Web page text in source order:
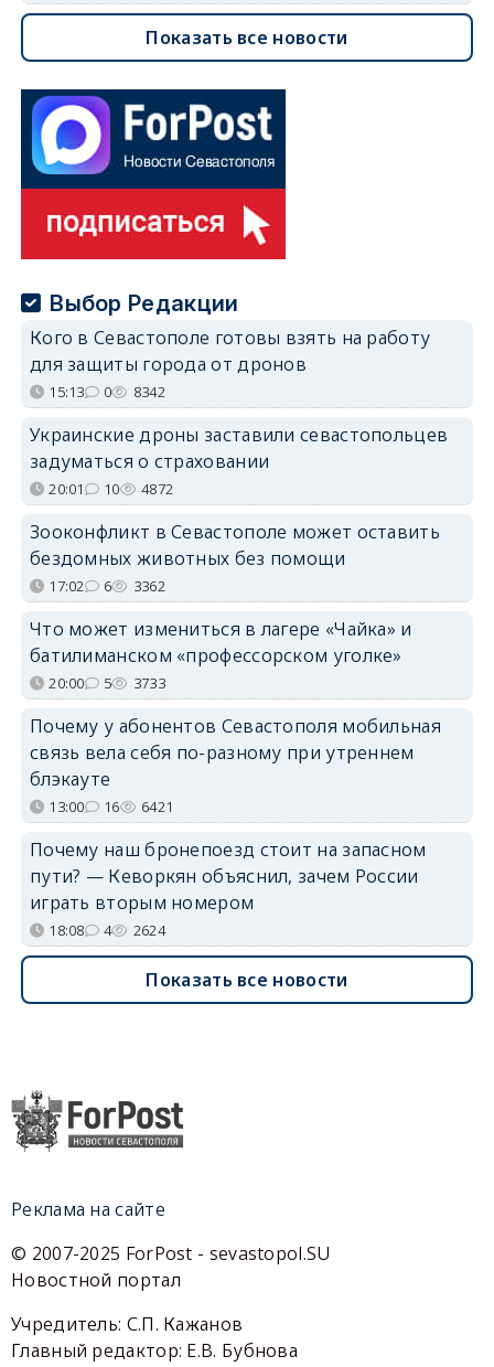
Показать все новости
Выбор Редакции
Кого в Севастополе готовы взять на работу
для защиты города от дронов
15:13 0 8342
Украинские дроны заставили севастопольцев
задуматься о страховании
20:01 10 4872
Зооконфликт в Севастополе может оставить
бездомных животных без помощи
17:02 6 3362
Что может измениться в лагере «Чайка» и
батилиманском «профессорском уголке»
20:00 5 3733
Почему у абонентов Севастополя мобильная
связь вела себя по-разному при утреннем
блэкауте
13:00 16 6421
Почему наш бронепоезд стоит на запасном
пути? — Кеворкян объяснил, зачем России
играть вторым номером
18:08 4 2624
Показать все новости
Реклама на сайте
© 2007-2025 ForPost - sevastopol.SU
Новостной портал
Учредитель: С.П. Кажанов
Главный редактор: Е.В. Бубнова